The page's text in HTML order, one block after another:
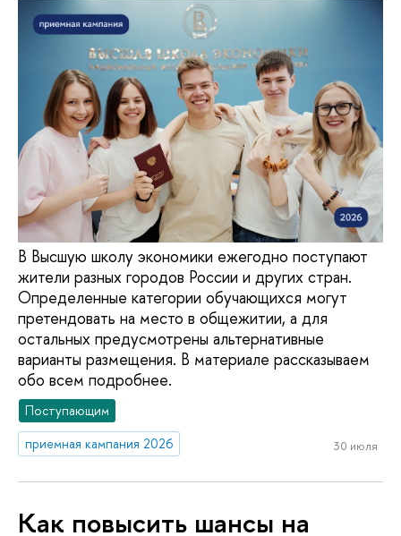
В Высшую школу экономики ежегодно поступают
жители разных городов России и других стран.
Определенные категории обучающихся могут
претендовать на место в общежитии, а для
остальных предусмотрены альтернативные
варианты размещения. В материале рассказываем
обо всем подробнее.
Поступающим
приемная кампания 2026
30 июля
Как повысить шансы на